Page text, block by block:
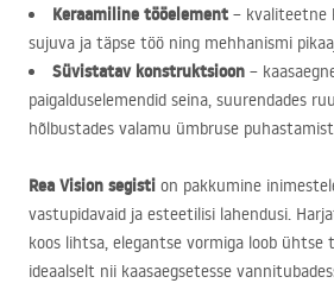
Keraamiline tööelement – kvaliteetne
sujuva ja täpse töö ning mehhanismi
Süvistatav konstruktsioon –
paigalduselemendid seina, suurendades
hõlbustades valamu ümbruse
Rea Vision segisti on pakkumine
vastupidavaid ja esteetilisi lahendusi.
koos lihtsa, elegantse vormiga loob ühtse
ideaalselt nii kaasaegsetesse